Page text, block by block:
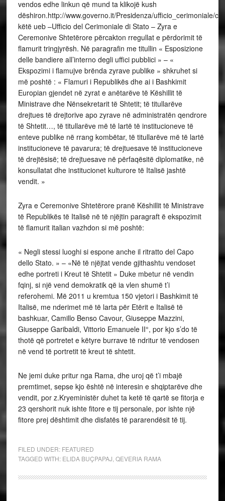
vendos edhe linkun që mund ta klikojë kush
dëshiron.http://www.governo.it/Presidenza/ufficio_cerimoniale/
këtë ueb –Ufficio del Cerimoniale di Stato – Zyra e
Ceremonive Shtetërore përcakton rregullat e përdorimit të
flamurit tringjyrësh. Në paragrafin me titullin « Esposizione
delle bandiere all’interno degli uffici pubblici » – «
Ekspozimi i flamujve brënda zyrave publike » shkruhet si
më poshtë : « Flamuri i Republikës dhe ai i Bashkimit
Europian gjendet në zyrat e anëtarëve të Këshillit të
Ministrave dhe Nënsekretarit të Shtetit; të titullarëve
drejtues të drejtorive apo zyrave në administratën qendrore
të Shtetit…, të titullarëve më të lartë të institucioneve të
enteve publike në rrang kombëtar, të titullarëve më të lartë
institucioneve të pavarura; të drejtuesave të institucioneve
të drejtësisë; të drejtuesave në përfaqësitë diplomatike, në
konsullatat dhe institucionet kulturore të Italisë jashtë
vendit. »
Zyra e Ceremonive Shtetërore pranë Këshillit të Ministrave
të Republikës të Italisë në të njëjtin paragraft ë ekspozimit
të flamurit italian vazhdon si më poshtë:
« Negli stessi luoghi si espone anche il ritratto del Capo
dello Stato. » – «Në të njëjtat vende gjithashtu vendoset
edhe portreti i Kreut të Shtetit » Duke mbetur në vendin
fqinj, si një vend demokratik që ia vlen shumë t’i
referohemi. Më 2011 u kremtua 150 vjetori i Bashkimit të
Italisë, me nderimet më të larta për Etërit e Italisë të
bashkuar, Camillo Benso Cavour, Giuseppe Mazzini,
Giuseppe Garibaldi, Vittorio Emanuele II°, por kjo s’do të
thotë që portretet e këtyre burrave të ndritur të vendosen
në vend të portretit të kreut të shtetit.
Ne jemi duke pritur nga Rama, dhe uroj që t’i mbajë
premtimet, sepse kjo është në interesin e shqiptarëve dhe
vendit, por z.Kryeministër duhet ta ketë të qartë se fitorja e
23 qershorit nuk ishte fitore e tij personale, por ishte një
fitore prej dështimit dhe disfatës të pararendësit të tij.
FILED UNDER: FEATURED
TAGGED WITH: ELIDA BUÇPAPAJ QEVERIA RAMA